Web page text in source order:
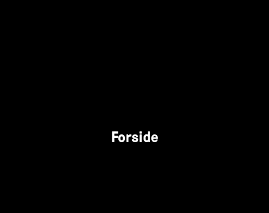
Forside